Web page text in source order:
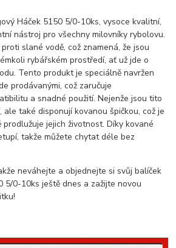
Háček 5150 5/0-10ks, vysoce kvalitní,
nástroj pro všechny milovníky rybolovu.
slané vodě, což znamená, že jsou
rybářském prostředí, ať už jde o
Tento produkt je speciálně navržen
prodávanými, což zaručuje
a snadné použití. Nejenže jsou tito
také disponují kovanou špičkou, což je
jejich životnost. Díky kované
takže můžete chytat déle bez
neváhejte a objednejte si svůj balíček
5/0-10ks ještě dnes a zažijte novou